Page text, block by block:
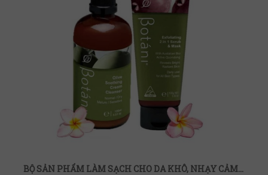
BỘ SẢN PHẨM LÀM SẠCH CHO DA KHÔ, NHẠY CẢM BOTANI